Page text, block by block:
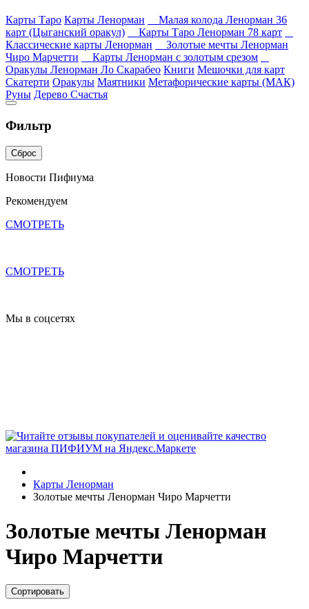
Карты Таро Карты Ленорман
Малая колода Ленорман 36
карт (Цыганский оракул)
Карты Таро Ленорман 78 карт
Классические карты Ленорман
Золотые мечты Ленорман
Чиро Марчетти
Карты Ленорман с золотым срезом
Оракулы Ленорман Ло Скарабео Книги Мешочки для карт
Скатерти Оракулы Маятники Метафорические карты (МАК)
Руны Дерево Счастья
Фильтр
Сброс
Новости Пифиума
Рекомендуем
СМОТРЕТЬ
СМОТРЕТЬ
Мы в соцсетях
Карты Ленорман
Золотые мечты Ленорман Чиро Марчетти
Золотые мечты Ленорман
Чиро Марчетти
Сортировать